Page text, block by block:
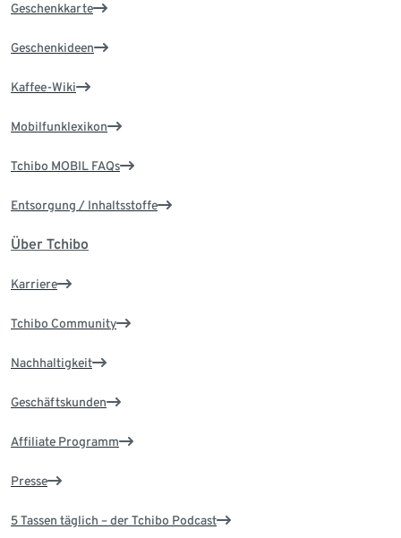
Geschenkkarte
Geschenkideen
Kaffee-Wiki
Mobilfunklexikon
Tchibo MOBIL FAQs
Entsorgung / Inhaltsstoffe
Über Tchibo
Karriere
Tchibo Community
Nachhaltigkeit
Geschäftskunden
Affiliate Programm
Presse
5 Tassen täglich – der Tchibo Podcast